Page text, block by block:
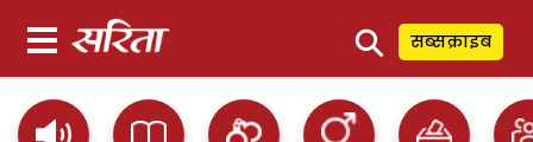
⚲ सब्सक्राइब